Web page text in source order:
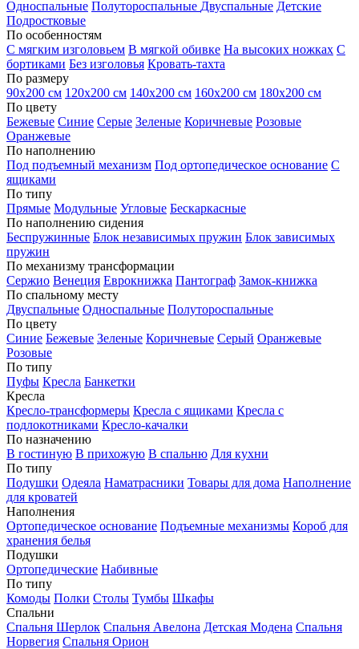
Односпальные Полутороспальные Двуспальные Детские
Подростковые
По особенностям
С мягким изголовьем В мягкой обивке На высоких ножках С
бортиками Без изголовья Кровать-тахта
По размеру
90х200 см 120х200 см 140х200 см 160х200 см 180х200 см
По цвету
Бежевые Синие Серые Зеленые Коричневые Розовые
Оранжевые
По наполнению
Под подъемный механизм Под ортопедическое основание С
ящиками
По типу
Прямые Модульные Угловые Бескаркасные
По наполнению сидения
Беспружинные Блок независимых пружин Блок зависимых
пружин
По механизму трансформации
Сержио Венеция Еврокнижка Пантограф Замок-книжка
По спальному месту
Двуспальные Односпальные Полутороспальные
По цвету
Синие Бежевые Зеленые Коричневые Серый Оранжевые
Розовые
По типу
Пуфы Кресла Банкетки
Кресла
Кресло-трансформеры Кресла с ящиками Кресла с
подлокотниками Кресло-качалки
По назначению
В гостиную В прихожую В спальню Для кухни
По типу
Подушки Одеяла Наматрасники Товары для дома Наполнение
для кроватей
Наполнения
Ортопедическое основание Подъемные механизмы Короб для
хранения белья
Подушки
Ортопедические Набивные
По типу
Комоды Полки Столы Тумбы Шкафы
Спальни
Спальня Шерлок Спальня Авелона Детская Модена Спальня
Норвегия Спальня Орион